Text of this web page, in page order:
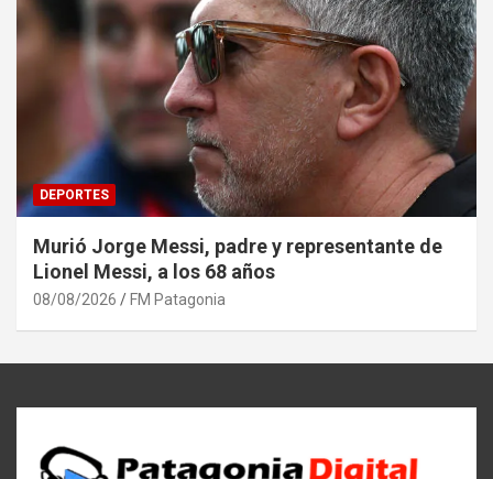
DEPORTES
Murió Jorge Messi, padre y representante de
Lionel Messi, a los 68 años
08/08/2026 FM Patagonia